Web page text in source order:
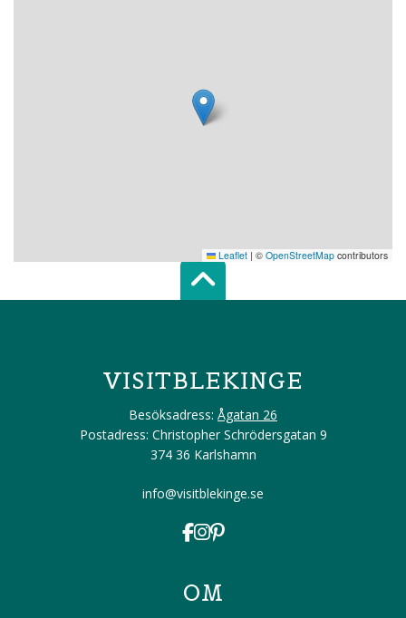
Leaflet | © OpenStreetMap contributors
Scroll top of
VISITBLEKINGE
Besöksadress: Ågatan 26
Postadress: Christopher Schrödersgatan 9
374 36 Karlshamn
info@visitblekinge.se
OM